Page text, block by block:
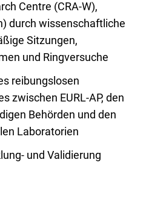
Centre (CRA-W),
durch wissenschaftliche
Sitzungen,
und Ringversuche
reibungslosen
zwischen EURL-AP, den
Behörden und den
Laboratorien
und Validierung